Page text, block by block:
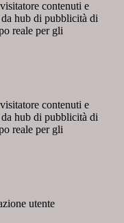
contenuti e
hub di pubblicità di
reale per gli
contenuti e
hub di pubblicità di
reale per gli
utente